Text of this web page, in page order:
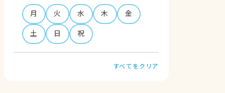
月 火 水 木
金
土
日 祝
すべてをクリア